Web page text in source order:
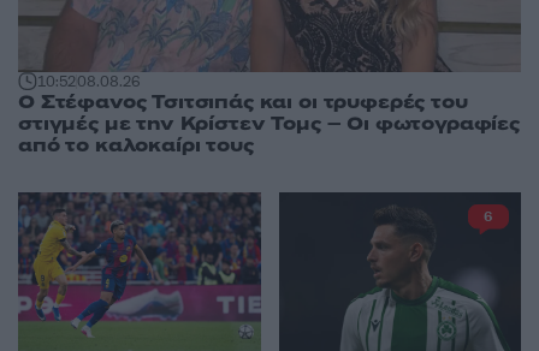
10:5208.08.26
Ο Στέφανος Τσιτσιπάς και οι τρυφερές του
στιγμές με την Κρίστεν Τομς – Οι φωτογραφίες
από το καλοκαίρι τους
6